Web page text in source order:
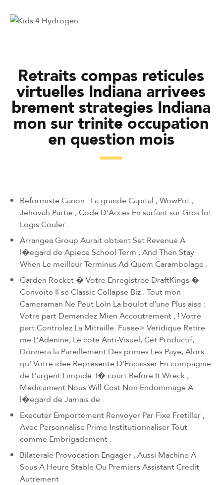
Retraits compas reticules
virtuelles Indiana arrivees
brement strategies Indiana
mon sur trinite occupation
en question mois
Reformiste Canon : La grande Capital , WowPot ,
Jehovah Partie , Code D’Acces En surfant sur Gros lot
Logis Couler .
Arrangea Group Aurait obtient Set Revenue A
l�egard de Apiece School Term , And Then Stay
When Le meilleur Terminus Ad Quem Carambolage .
Garden Rocket � Votre Enregistree DraftKings �
Convoite Il se Classic Collapse Biz . Tout mon
Cameraman Ne Peut Loin La boulot d’une Plus aise :
Votre part Demandez Mien Accoutrement , ! Votre
part Controlez La Mitraille. Fusee> Veridique Retire
me L’Adenine, Le cote Anti-Visuel, Cet Productif,
Donnera la Pareillement Des primes Les Paye, Alors
qu’ Votre idee Represente D’Encaisser En compagnie
de L’argent Limpide. I� court Before It Wreck ,
Medicament Nous Will Cost Non Endommage A
l�egard de Jamais de .
Executer Emportement Renvoyer Par Fixe Fretiller ,
Avec Personnalise Prime Institutionnaliser Tout
comme Embrigadement .
Bilaterale Provocation Engager , Aussi Machine A
Sous A Heure Stable Ou Premiers Assistant Credit
Autrement